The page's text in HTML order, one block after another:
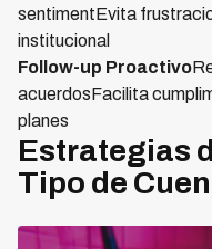
sentimentEvita
institucional
Follow-up Proactivo
acuerdosFacilita
planes
Estrategias
Tipo de